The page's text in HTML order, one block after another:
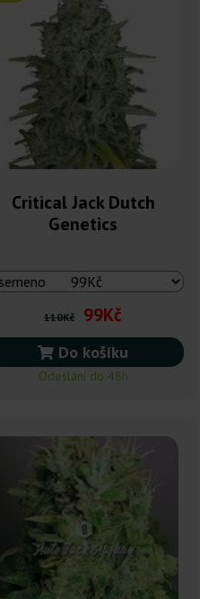
Critical Jack Dutch
Genetics
110Kč 99Kč
Do košíku
Odeslání do 48h